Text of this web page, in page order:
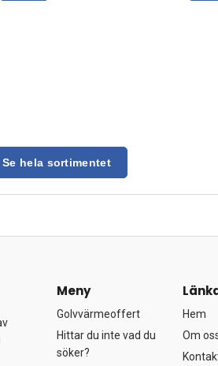
Se hela sortimentet
Meny
Golvvärmeoffert
Hittar du inte vad du
söker?
Hem
Om